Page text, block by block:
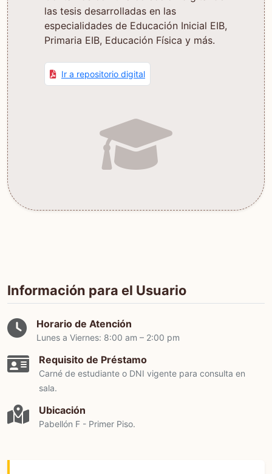
las tesis desarrolladas en las
especialidades de Educación Inicial EIB,
Primaria EIB, Educación Física y más.
Ir a repositorio digital
Información para el Usuario
Horario de Atención
Lunes a Viernes: 8:00 am – 2:00 pm
Requisito de Préstamo
Carné de estudiante o DNI vigente para consulta en
sala.
Ubicación
Pabellón F - Primer Piso.